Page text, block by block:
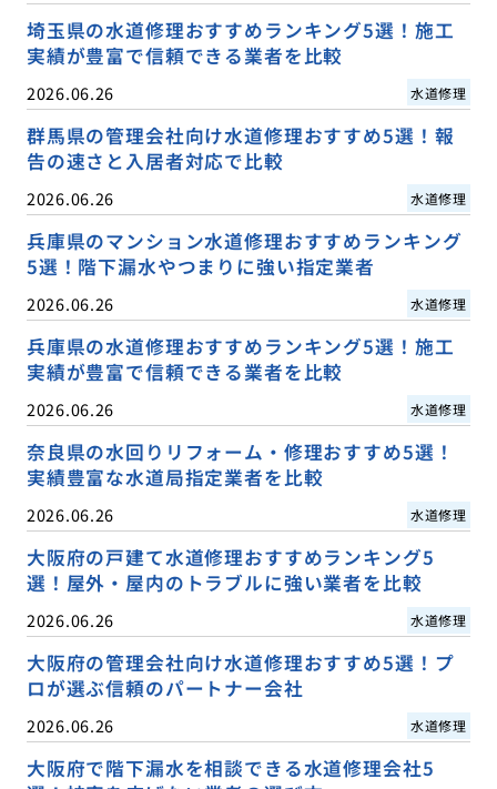
埼玉県の水道修理おすすめランキング5選！施工
実績が豊富で信頼できる業者を比較
2026.06.26 水道修理
群馬県の管理会社向け水道修理おすすめ5選！報
告の速さと入居者対応で比較
2026.06.26 水道修理
兵庫県のマンション水道修理おすすめランキング
5選！階下漏水やつまりに強い指定業者
2026.06.26 水道修理
兵庫県の水道修理おすすめランキング5選！施工
実績が豊富で信頼できる業者を比較
2026.06.26 水道修理
奈良県の水回りリフォーム・修理おすすめ5選！
実績豊富な水道局指定業者を比較
2026.06.26 水道修理
大阪府の戸建て水道修理おすすめランキング5
選！屋外・屋内のトラブルに強い業者を比較
2026.06.26 水道修理
大阪府の管理会社向け水道修理おすすめ5選！プ
ロが選ぶ信頼のパートナー会社
2026.06.26 水道修理
大阪府で階下漏水を相談できる水道修理会社5